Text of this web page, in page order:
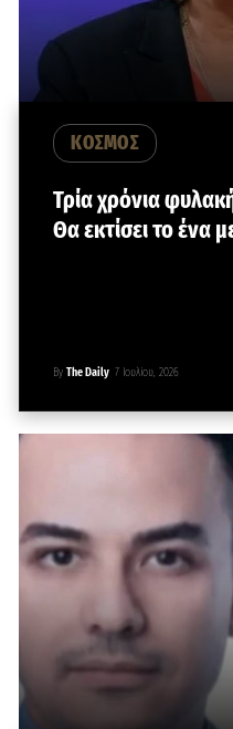
ΚΟΣΜΟΣ
Τρία χρόνια
Θα εκτίσει το ένα
By The Daily 7 Ιουλίου, 2026